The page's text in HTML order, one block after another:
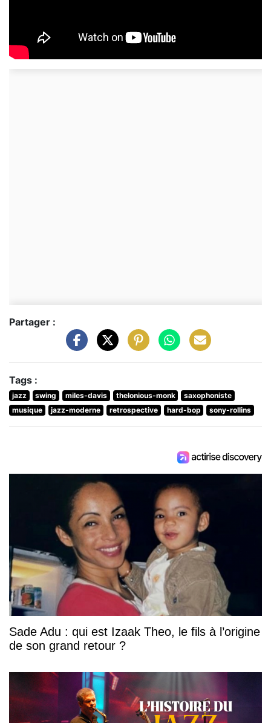
Partager :
Tags :
jazz swing miles-davis thelonious-monk
saxophoniste
musique
jazz-moderne retrospective hard-bop sony-rollins
Sade Adu : qui est Izaak Theo, le fils à l’origine
de son grand retour ?